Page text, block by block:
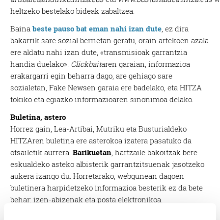
heltzeko bestelako bideak zabaltzea.
Bainabeste pauso bat eman nahi izan dute, ez dira
bakarrik sare sozial berrietan geratu, orain artekoen azala
ere aldatu nahi izan dute, «transmisioak garrantzia
handia duelako». Clickbaitaren garaian, informazioa
erakargarri egin beharra dago, are gehiago sare
sozialetan, Fake Newsen garaia ere badelako, eta HITZA
tokiko eta egiazko informazioaren sinonimoa delako.
Buletina, astero
Horrez gain, Lea-Artibai, Mutriku eta Busturialdeko
HITZAren buletina ere asterokoa izatera pasatuko da
otsailetik aurrera.Barikuetan, hartzaile bakoitzak bere
eskualdeko asteko albisterik garrantzitsuenak jasotzeko
aukera izango du. Horretarako, webgunean dagoen
buletinera harpidetzeko informazioa besterik ez da bete
behar: izen-abizenak eta posta elektronikoa.